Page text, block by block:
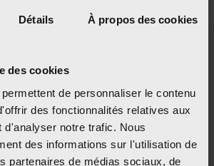
Détails À propos des cookies
des cookies
de personnaliser le contenu
des fonctionnalités relatives aux
d'analyser notre trafic. Nous
des informations sur l'utilisation de
partenaires de médias sociaux, de
aus Sicht der Fondation
die Anti-Tabak-Politik hat in
Anti-Tabak-Gesetz in Kraft
in der Folge keine Verbesserung
gezeigt.